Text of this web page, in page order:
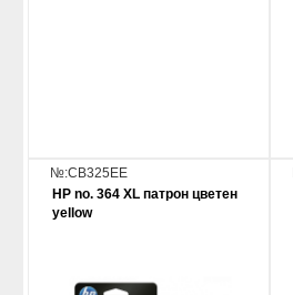
№:CB325EE
HP no. 364 XL патрон цветен
yellow